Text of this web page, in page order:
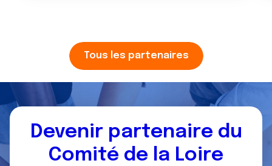
Tous les partenaires
Devenir partenaire du
Comité de la Loire